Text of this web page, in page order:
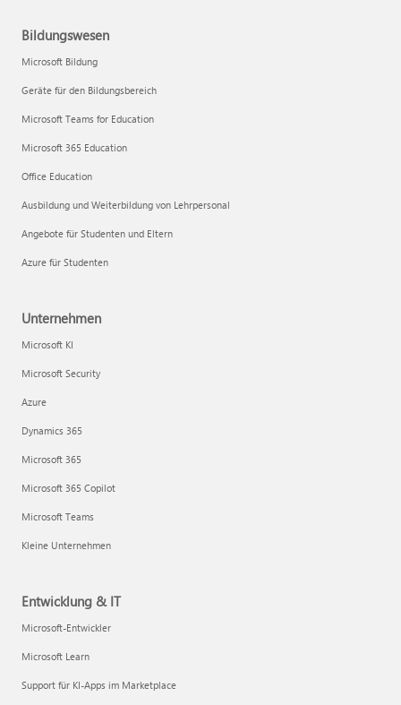
Bildungswesen
Microsoft Bildung
Geräte für den Bildungsbereich
Microsoft Teams for Education
Microsoft 365 Education
Office Education
Ausbildung und Weiterbildung von Lehrpersonal
Angebote für Studenten und Eltern
Azure für Studenten
Unternehmen
Microsoft KI
Microsoft Security
Azure
Dynamics 365
Microsoft 365
Microsoft 365 Copilot
Microsoft Teams
Kleine Unternehmen
Entwicklung & IT
Microsoft-Entwickler
Microsoft Learn
Support für KI-Apps im Marketplace